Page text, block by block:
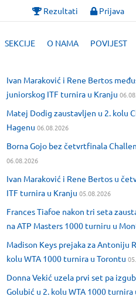
Rezultati Prijava
SEKCIJE O NAMA POVIJEST
Ivan Maraković i Rene Bertos
juniorskog ITF turnira u Kranju
Matej Dodig zaustavljen u 2. kolu
Hagenu 06.08.2026
Borna Gojo bez četvrtfinala
06.08.2026
Ivan Maraković i Rene Bertos u
ITF turnira u Kranju 05.08.2026
Frances Tiafoe nakon tri seta
na ATP Masters 1000 turniru u
Madison Keys prejaka za Antoniju
kolu WTA 1000 turnira u Torontu
Donna Vekić uzela prvi set pa
Golubić u 2. kolu WTA 1000 turnira